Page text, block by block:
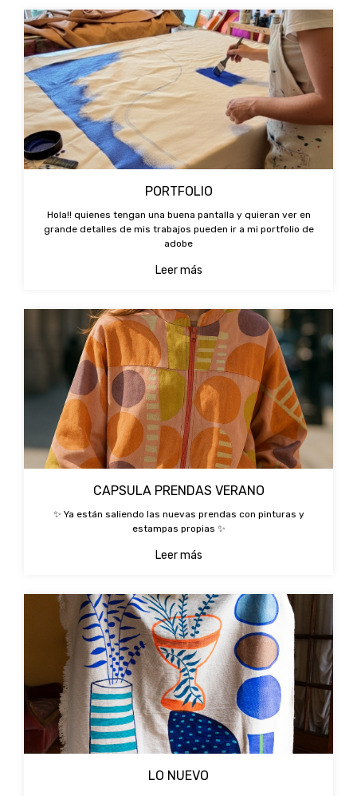
PORTFOLIO
Hola!! quienes tengan una buena pantalla y quieran ver en
grande detalles de mis trabajos pueden ir a mi portfolio de
adobe
Leer más
CAPSULA PRENDAS VERANO
✨ Ya están saliendo las nuevas prendas con pinturas y
estampas propias ✨
Leer más
LO NUEVO